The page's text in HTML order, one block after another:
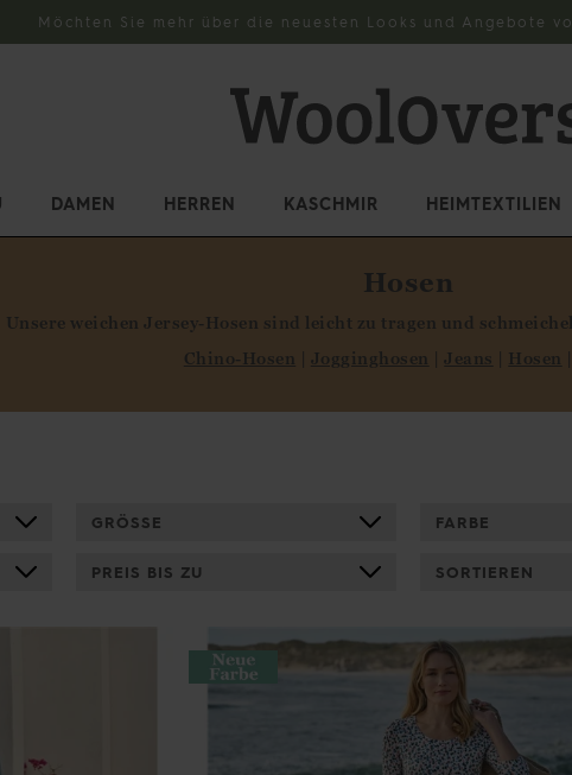
Möchten Sie mehr über die neuesten Looks und Angebote
DAMEN HERREN KASCHMIR HEIMTEXTILIEN
Hosen
Unsere weichen Jersey-Hosen sind leicht zu tragen und
Chino-Hosen | Jogginghosen |Jeans | Hosen |
GRÖSSE FARBE
PREIS BIS ZU SORTIEREN